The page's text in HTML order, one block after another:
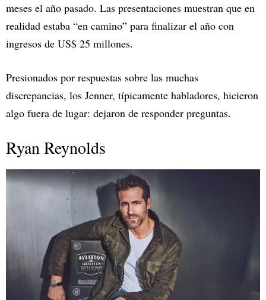
meses el año pasado. Las presentaciones muestran que en
realidad estaba “en camino” para finalizar el año con
ingresos de US$ 25 millones.
Presionados por respuestas sobre las muchas
discrepancias, los Jenner, típicamente habladores, hicieron
algo fuera de lugar: dejaron de responder preguntas.
Ryan Reynolds